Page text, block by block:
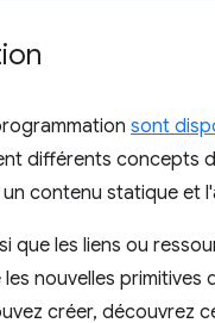
sont
différents concepts
contenu statique et
que les liens ou
nouvelles
créer, découvrez